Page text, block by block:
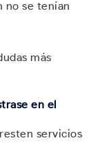
no se tenían
más
en el
servicios